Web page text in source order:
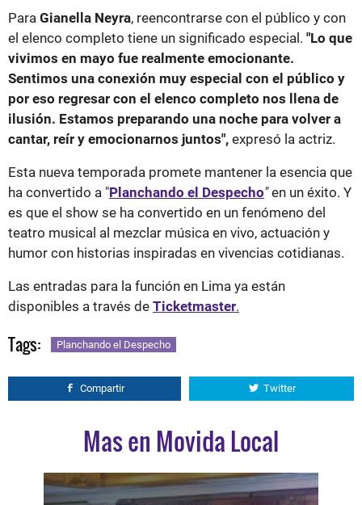
Para Gianella Neyra, reencontrarse con el público y con
el elenco completo tiene un significado especial. "Lo que
vivimos en mayo fue realmente emocionante.
Sentimos una conexión muy especial con el público y
por eso regresar con el elenco completo nos llena de
ilusión. Estamos preparando una noche para volver a
cantar, reír y emocionarnos juntos", expresó la actriz.
Esta nueva temporada promete mantener la esencia que
ha convertido a "Planchando el Despecho"en un éxito. Y
es que el show se ha convertido en un fenómeno del
teatro musical al mezclar música en vivo, actuación y
humor con historias inspiradas en vivencias cotidianas.
Las entradas para la función en Lima ya están
disponibles a través de Ticketmaster.
Tags: Planchando el Despecho
Compartir Twitter
Mas en Movida Local